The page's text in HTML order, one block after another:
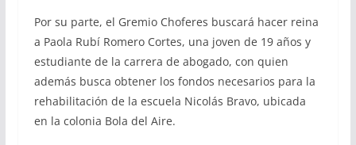
Por su parte, el Gremio Choferes buscará hacer reina
a Paola Rubí Romero Cortes, una joven de 19 años y
estudiante de la carrera de abogado, con quien
además busca obtener los fondos necesarios para la
rehabilitación de la escuela Nicolás Bravo, ubicada
en la colonia Bola del Aire.